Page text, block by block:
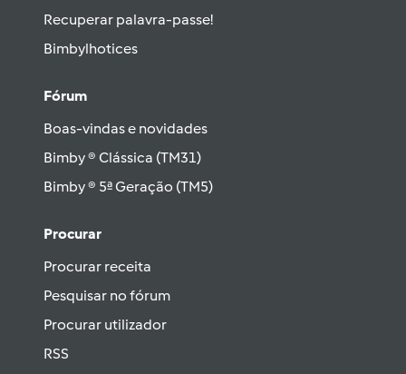
Recuperar palavra-passe!
Bimbylhotices
Fórum
Boas-vindas e novidades
Bimby ® Clássica (TM31)
Bimby ® 5ª Geração (TM5)
Procurar
Procurar receita
Pesquisar no fórum
Procurar utilizador
RSS